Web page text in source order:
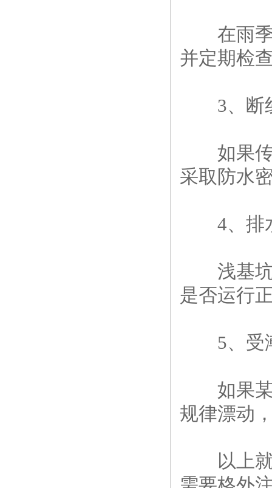
在雨季
并定期检
3、断
如果传
采取防水
4、排
浅基坑
是否运行
5、受
如果某
规律漂动
以上就